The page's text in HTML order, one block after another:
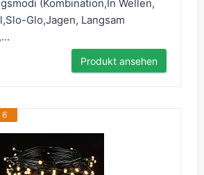
(Kombination,In Wellen,
Glo,Jagen, Langsam
Produkt ansehen
6